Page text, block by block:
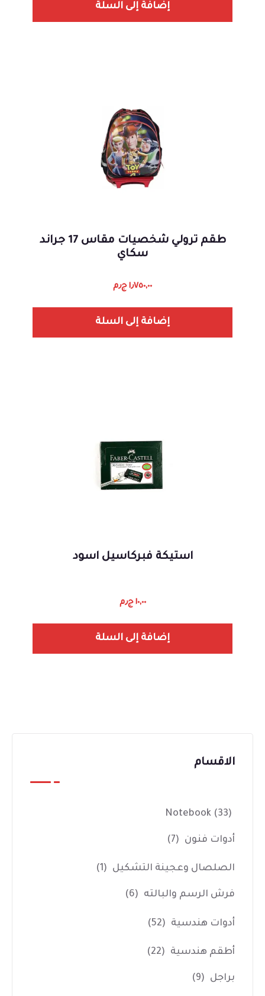
إضافة إلى السلة
طقم ترولي شخصيات مقاس 17 جراند
سكاي
١٫٧٥٠,٠٠ ج٫م
إضافة إلى السلة
استيكة فبركاسيل اسود
١٠,٠٠ ج٫م
إضافة إلى السلة
الاقسام
Notebook (33)
أدوات فنون (7)
الصلصال وعجينة التشكيل (1)
فرش الرسم والبالته (6)
أدوات هندسية (52)
أطقم هندسية (22)
براجل (9)